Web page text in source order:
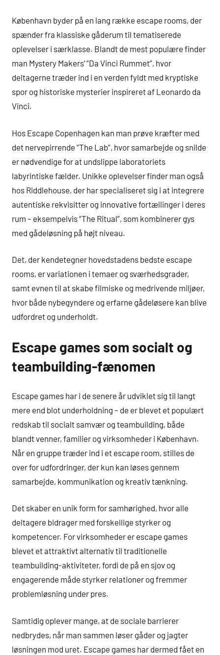
København byder på en lang række escape rooms, der
spænder fra klassiske gåderum til tematiserede
oplevelser i særklasse. Blandt de mest populære finder
man Mystery Makers’ “Da Vinci Rummet”, hvor
deltagerne træder ind i en verden fyldt med kryptiske
spor og historiske mysterier inspireret af Leonardo da
Vinci.
Hos Escape Copenhagen kan man prøve kræfter med
det nervepirrende “The Lab”, hvor samarbejde og snilde
er nødvendige for at undslippe laboratoriets
labyrintiske fælder. Unikke oplevelser finder man også
hos Riddlehouse, der har specialiseret sig i at integrere
autentiske rekvisitter og innovative fortællinger i deres
rum – eksempelvis “The Ritual”, som kombinerer gys
med gådeløsning på højt niveau.
Det, der kendetegner hovedstadens bedste escape
rooms, er variationen i temaer og sværhedsgrader,
samt evnen til at skabe filmiske og medrivende miljøer,
hvor både nybegyndere og erfarne gådeløsere kan blive
udfordret og underholdt.
Escape games som socialt og
teambuilding-fænomen
Escape games har i de senere år udviklet sig til langt
mere end blot underholdning – de er blevet et populært
redskab til socialt samvær og teambuilding, både
blandt venner, familier og virksomheder i København.
Når en gruppe træder ind i et escape room, stilles de
over for udfordringer, der kun kan løses gennem
samarbejde, kommunikation og kreativ tænkning.
Det skaber en unik form for samhørighed, hvor alle
deltagere bidrager med forskellige styrker og
kompetencer. For virksomheder er escape games
blevet et attraktivt alternativ til traditionelle
teambuilding-aktiviteter, fordi de på en sjov og
engagerende måde styrker relationer og fremmer
problemløsning under pres.
Samtidig oplever mange, at de sociale barrierer
nedbrydes, når man sammen løser gåder og jagter
løsningen mod uret. Escape games har dermed fået en